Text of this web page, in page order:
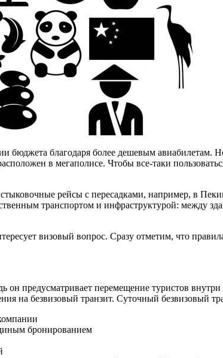
благодаря более дешевым авиабилетам.
в мегаполисе. Чтобы все-таки
рейсы с пересадками, например, в
транспортом и инфраструктурой: между
визовый вопрос. Сразу отметим, что
предусматривает перемещение туристов
на безвизовый транзит. Суточный безвизовый
бронированием